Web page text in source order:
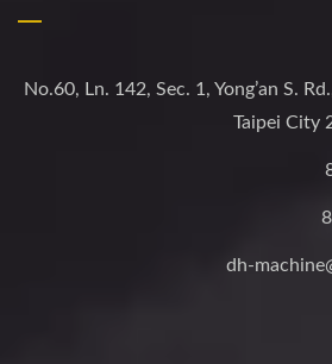
No.60, Ln. 142, Sec. 1, Yong’an S.
Taipei City
dh-